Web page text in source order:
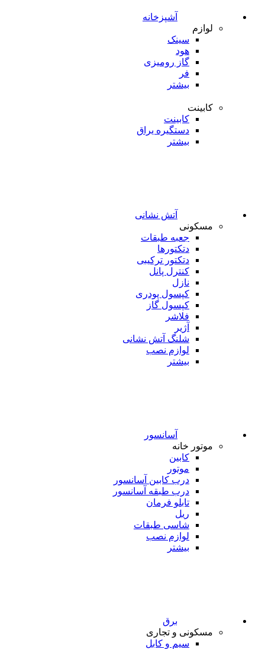
آشپزخانه
لوازم
سینک
هود
گاز رومیزی
فر
بیشتر
کابینت
کابینت
دستگیره یراق
بیشتر
آتش نشانی
مسکونی
جعبه طبقات
دتکتورها
دتکتور ترکیبی
کنترل پانل
نازل
کپسول پودری
کپسول گاز
فلاشر
آژیر
شلنگ آتش نشانی
لوازم نصب
بیشتر
آسانسور
موتور خانه
کابین
موتور
درب کابین آسانسور
درب طبقه آسانسور
تابلو فرمان
ریل
شاسی طبقات
لوازم نصب
بیشتر
برق
مسکونی و تجاری
سیم و کابل